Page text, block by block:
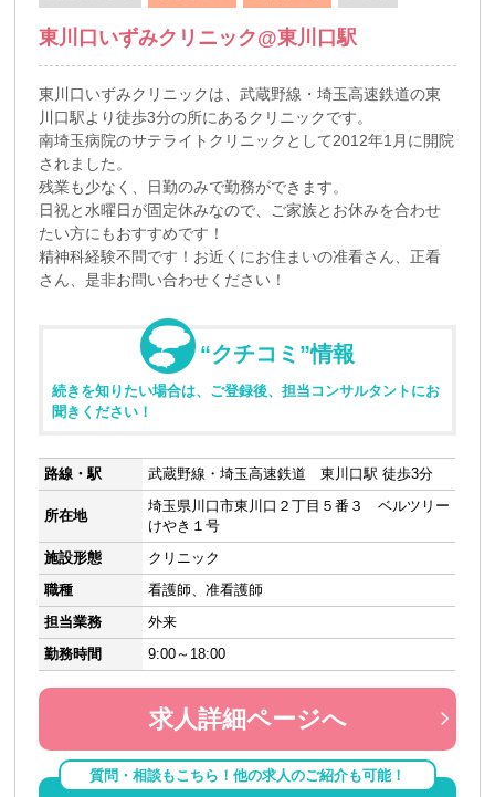
東川口いずみクリニック@東川口駅
東川口いずみクリニックは、武蔵野線・埼玉高速鉄道の東
川口駅より徒歩3分の所にあるクリニックです。
南埼玉病院のサテライトクリニックとして2012年1月に開院
されました。
残業も少なく、日勤のみで勤務ができます。
日祝と水曜日が固定休みなので、ご家族とお休みを合わせ
たい方にもおすすめです！
精神科経験不問です！お近くにお住まいの准看さん、正看
さん、是非お問い合わせください！
“クチコミ”情報
続きを知りたい場合は、ご登録後、担当コンサルタントにお
聞きください！
路線・駅 武蔵野線・埼玉高速鉄道 東川口駅 徒歩3分
所在地
埼玉県川口市東川口２丁目５番３ ベルツリー
けやき１号
施設形態
クリニック
職種
看護師、准看護師
担当業務
外来
勤務時間
9:00～18:00
求人詳細ページへ
質問・相談もこちら！他の求人のご紹介も可能！